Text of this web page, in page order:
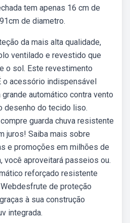
tem apenas 16 cm de
de diametro.
da mais alta qualidade,
ventilado e revestido que
o sol. Este revestimento
o acessório indispensável
grande automático contra vento
desenho do tecido liso.
guarda chuva resistente
juros! Saiba mais sobre
e promoções em milhões de
você aproveitará passeios ou.
reforçado resistente
de proteção
à sua construção
integrada.